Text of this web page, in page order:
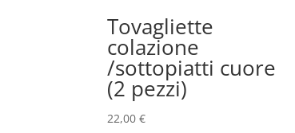
Tovagliette
colazione
/sottopiatti cuore
(2 pezzi)
22,00€